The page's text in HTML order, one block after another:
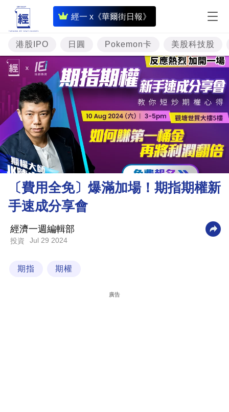
經一 x《華爾街日報》
即
時
財
經
專
題
投
資
樓
市
理
財
商
業
科
港股IPO 日圓 Pokemon卡 美股科技股
〔費用全免〕爆滿加場！期指期權新
手速成分享會
經濟一週編輯部
投資 Jul 29 2024
期指 期權
廣告